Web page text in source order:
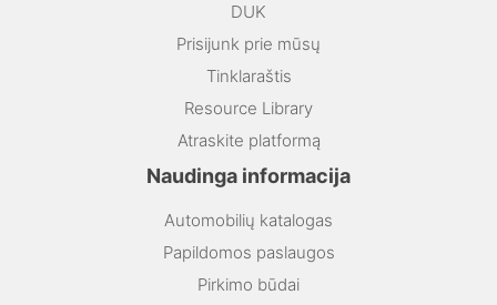
DUK
Prisijunk prie mūsų
Tinklaraštis
Resource Library
Atraskite platformą
Naudinga informacija
Automobilių katalogas
Papildomos paslaugos
Pirkimo būdai